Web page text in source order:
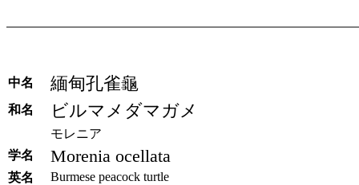
中名 緬甸孔雀龜
和名 ビルマメダマガメ
モレニア
学名
Morenia ocellata
英名 Burmese peacock turtle